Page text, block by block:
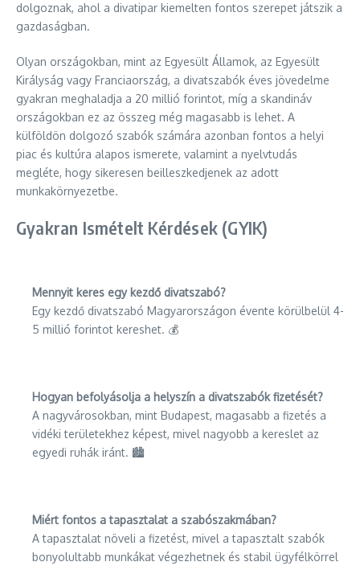
dolgoznak, ahol a divatipar kiemelten fontos szerepet játszik a
gazdaságban.
Olyan országokban, mint az Egyesült Államok, az Egyesült
Királyság vagy Franciaország, a divatszabók éves jövedelme
gyakran meghaladja a 20 millió forintot, míg a skandináv
országokban ez az összeg még magasabb is lehet. A
külföldön dolgozó szabók számára azonban fontos a helyi
piac és kultúra alapos ismerete, valamint a nyelvtudás
megléte, hogy sikeresen beilleszkedjenek az adott
munkakörnyezetbe.
Gyakran Ismételt Kérdések (GYIK)
Mennyit keres egy kezdő divatszabó?
Egy kezdő divatszabó Magyarországon évente körülbelül 4-
5 millió forintot kereshet. 💰
Hogyan befolyásolja a helyszín a divatszabók fizetését?
A nagyvárosokban, mint Budapest, magasabb a fizetés a
vidéki területekhez képest, mivel nagyobb a kereslet az
egyedi ruhák iránt. 🏙️
Miért fontos a tapasztalat a szabószakmában?
A tapasztalat növeli a fizetést, mivel a tapasztalt szabók
bonyolultabb munkákat végezhetnek és stabil ügyfélkörrel